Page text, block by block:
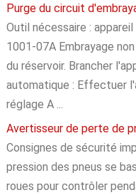
Purge du circuit
Outil nécessaire :
1001-07A Embrayage
du réservoir. Brancher
automatique : Effectuer
réglage A ...
Avertisseur de perte de
Consignes de sécurité
pression des pneus se
roues pour contrôler